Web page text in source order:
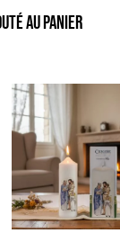
au panier